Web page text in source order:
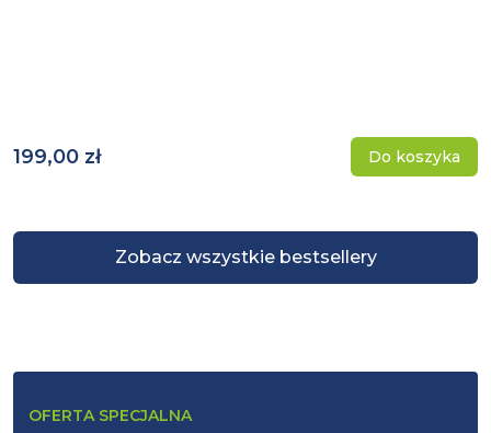
Zobacz wszystkie bestsellery
199,00 zł Do koszyka
OFERTA SPECJALNA